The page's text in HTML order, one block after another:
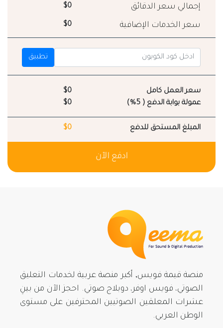
إجمالي سعر الدقائق $0
سعر الخدمات الإضافية $0
تطبيق
سعر العمل كامل
$0
عمولة بوابة الدفع ( 5%)
$0
المبلغ المستحق للدفع $0
ادفع الآن
منصة قيمة فويس, أكبر منصة عربية لخدمات التعليق
الصوتي، فويس اوفر، دوبلاج صوتي. احجز الآن من بينِ
عشرات المعلقين الصوتيين المحترفين على مستوى
الوطن العربي.